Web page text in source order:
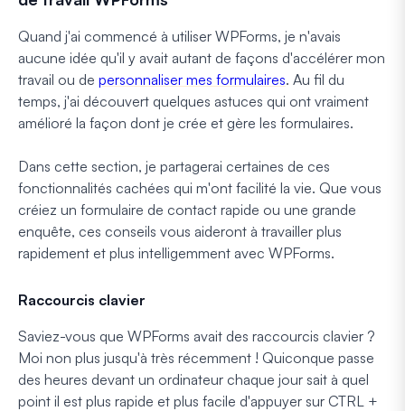
Quand j'ai commencé à utiliser WPForms, je n'avais
aucune idée qu'il y avait autant de façons d'accélérer mon
travail ou de personnaliser mes formulaires. Au fil du
temps, j'ai découvert quelques astuces qui ont vraiment
amélioré la façon dont je crée et gère les formulaires.
Dans cette section, je partagerai certaines de ces
fonctionnalités cachées qui m'ont facilité la vie. Que vous
créiez un formulaire de contact rapide ou une grande
enquête, ces conseils vous aideront à travailler plus
rapidement et plus intelligemment avec WPForms.
Raccourcis clavier
Saviez-vous que WPForms avait des raccourcis clavier ?
Moi non plus jusqu'à très récemment ! Quiconque passe
des heures devant un ordinateur chaque jour sait à quel
point il est plus rapide et plus facile d'appuyer sur CTRL +